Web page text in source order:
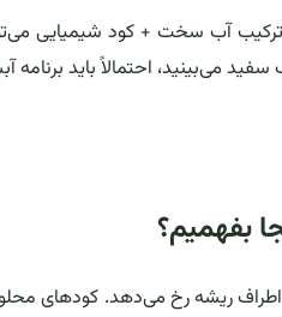
ترکیب آب سخت + کود شیمیایی
می‌بینید، احتمالاً باید
بفهمیم؟
ریشه رخ می‌دهد. کودهای